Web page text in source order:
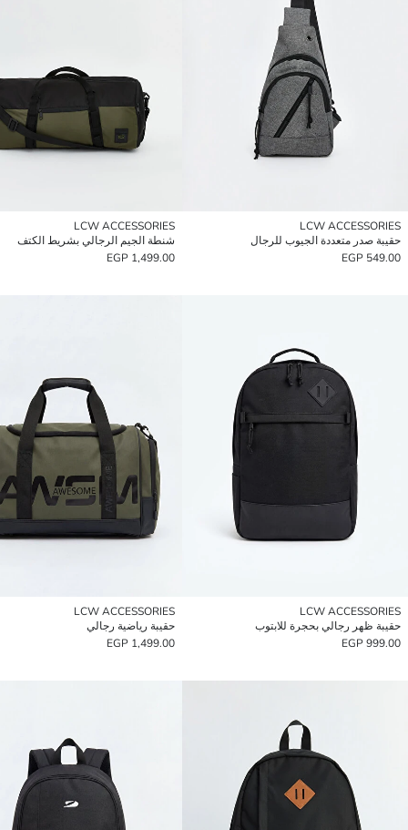
LCW ACCESSORIES
حقيبة صدر متعددة الجيوب للرجال
549.00 EGP
LCW ACCESSORIES
شنطة الجيم الرجالي بشريط الكتف
1,499.00 EGP
LCW ACCESSORIES
حقيبة ظهر رجالي بحجرة للابتوب
999.00 EGP
LCW ACCESSORIES
حقيبة رياضية رجالي
1,499.00 EGP